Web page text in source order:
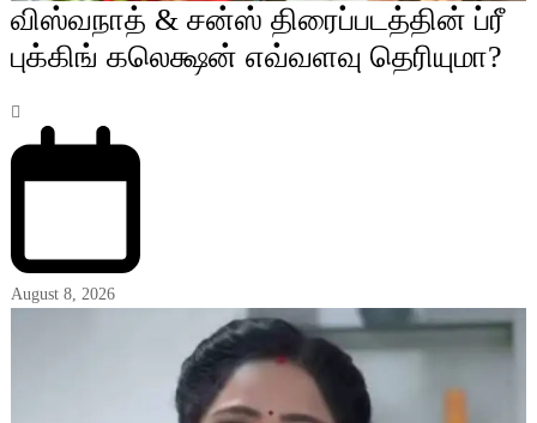
விஸ்வநாத் & சன்ஸ் திரைப்படத்தின் ப்ரீ
புக்கிங் கலெக்ஷன் எவ்வளவு தெரியுமா?
August 8, 2026